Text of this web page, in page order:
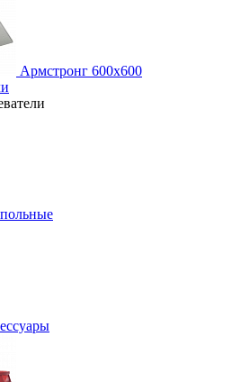
Армстронг 600х600